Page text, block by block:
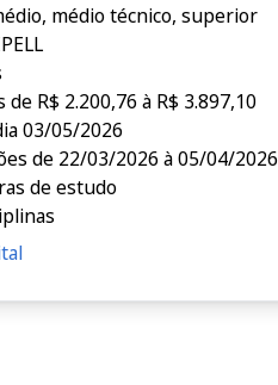
médio técnico, superior
de R$ 2.200,76 à R$ 3.897,10
03/05/2026
de 22/03/2026 à 05/04/2026
de estudo